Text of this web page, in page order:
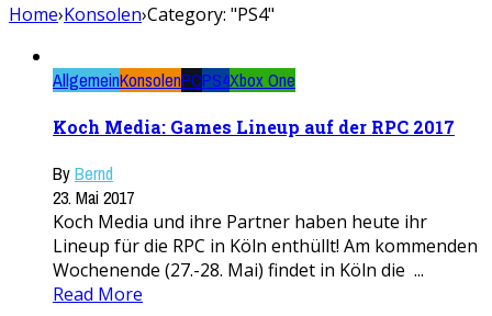
Home›Konsolen›Category: "PS4"
AllgemeinKonsolenPCPS4Xbox One
Koch Media: Games Lineup auf der RPC 2017
ByBernd
23. Mai 2017
Koch Media und ihre Partner haben heute ihr
Lineup für die RPC in Köln enthüllt! Am kommenden
Wochenende (27.-28. Mai) findet in Köln die ...
Read More